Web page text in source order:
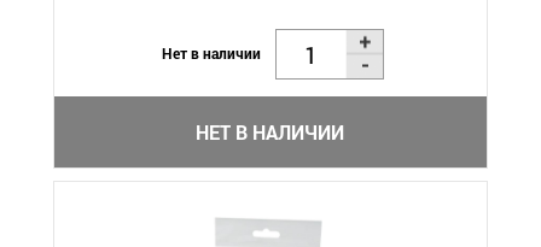
Нет в наличии
НЕТ В НАЛИЧИИ